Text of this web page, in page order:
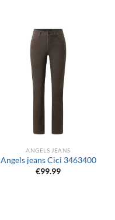
ANGELS JEANS
Angels jeans Cici 3463400
€99.99